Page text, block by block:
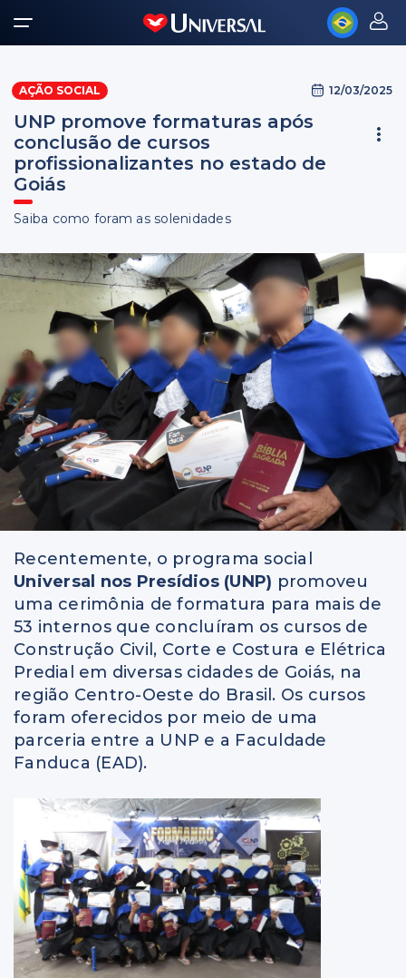
AÇÃO SOCIAL 12/03/2025
UNP promove formaturas após
conclusão de cursos
profissionalizantes no estado de
Goiás
Saiba como foram as solenidades
Recentemente, o programa social
Universal nos Presídios (UNP) promoveu
uma cerimônia de formatura para mais de
53 internos que concluíram os cursos de
Construção Civil, Corte e Costura e Elétrica
Predial em diversas cidades de Goiás, na
região Centro-Oeste do Brasil. Os cursos
foram oferecidos por meio de uma
parceria entre a UNP e a Faculdade
Fanduca (EAD).